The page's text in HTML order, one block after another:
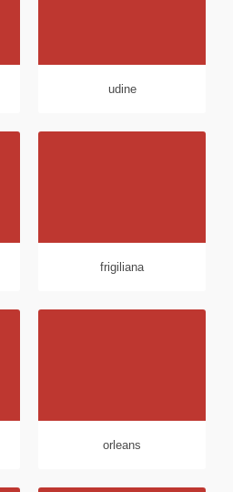
udine
frigiliana
orleans